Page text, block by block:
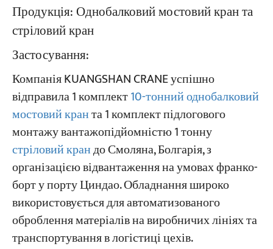
Проекти
Блоги
Новини
Програми
Про нас
Зв'яжіться з нами
Продукція:Однобалковий мостовий кран та
стріловий кран
Застосування:
Компанія KUANGSHAN CRANE успішно
відправила 1 комплект10-тонний однобалковий
мостовий кранта 1 комплект підлогового
монтажу вантажопідйомністю 1 тонну
стріловий крандо Смоляна, Болгарія, з
організацією відвантаження на умовах франко-
борт у порту Циндао. Обладнання широко
використовується для автоматизованого
оброблення матеріалів на виробничих лініях та
транспортування в логістиці цехів.